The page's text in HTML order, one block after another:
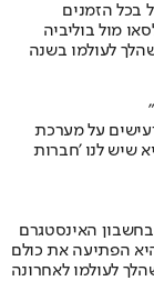
בכל הזמנים
השלים צמד ב-1:5 של הסלסאו מול בוליביה
את האגדה שהלך לעולמו בשנה
על מערכת
שיש לנו 'חברות
האינסטגרם
הפתיעה את כולם
לעולמו לאחרונה